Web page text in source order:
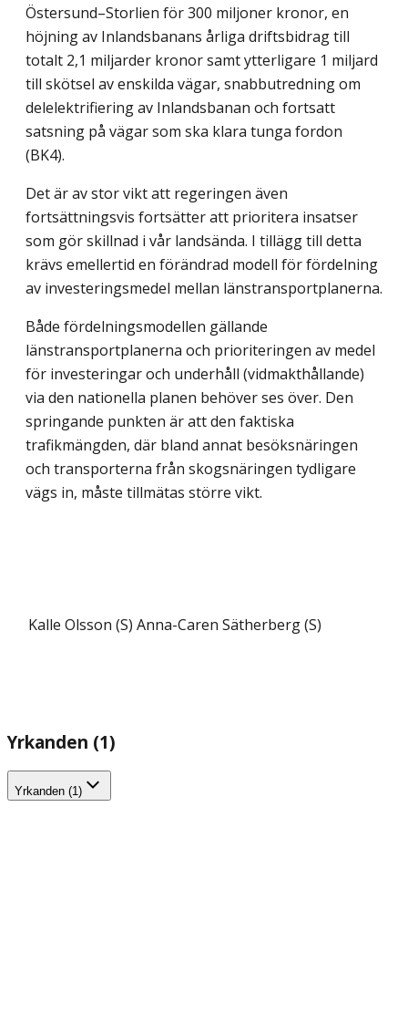
Östersund–Storlien för 300 miljoner kronor, en
höjning av Inlands­banans årliga driftsbidrag till
totalt 2,1 miljarder kronor samt ytterligare 1 miljard
till skötsel av enskilda vägar, snabbutredning om
delelektrifiering av Inlands­banan och fortsatt
satsning på vägar som ska klara tunga fordon
(BK4).
Det är av stor vikt att regeringen även
fortsättningsvis fortsätter att prioritera insatser
som gör skillnad i vår landsända. I tillägg till detta
krävs emellertid en förändrad modell för fördelning
av investeringsmedel mellan länstransportplanerna.
Både fördelningsmodellen gällande
länstransportplanerna och prioriteringen av medel
för investeringar och underhåll (vidmakthållande)
via den nationella planen behöver ses över. Den
springande punkten är att den faktiska
trafikmängden, där bland annat besöks­näringen
och transporterna från skogsnäringen tydligare
vägs in, måste tillmätas större vikt.
Kalle Olsson (S) Anna-Caren Sätherberg (S)
Yrkanden (1)
Yrkanden (1)